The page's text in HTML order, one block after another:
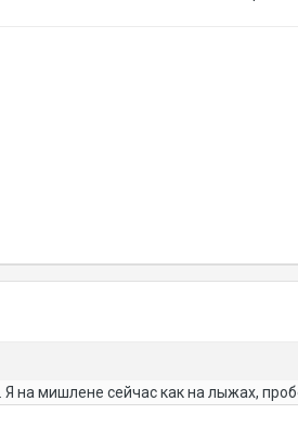
на мишлене сейчас как на лыжах,